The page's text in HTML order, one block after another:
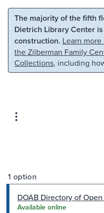
Skip to main content
The majority of the fifth
Dietrich Library Center
construction. Learn
the Zilberman Family
Collections, including
1 option
DOAB Directory of
Available online